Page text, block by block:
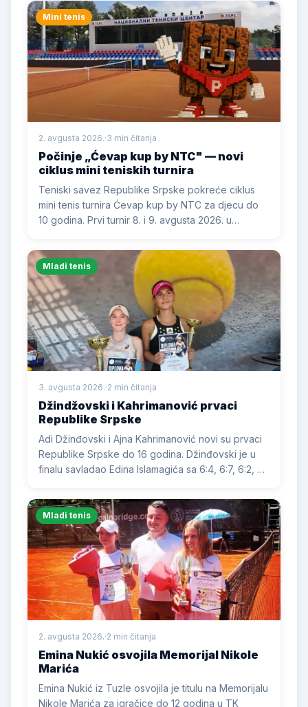
Mini tenis
2. avgusta 2026.·3 min čitanja
Počinje „Ćevap kup by NTC" — novi
ciklus mini teniskih turnira
Teniski savez Republike Srpske pokreće ciklus
mini tenis turnira Ćevap kup by NTC za djecu do
10 godina. Prvi turnir 8. i 9. avgusta 2026. u
ukupno 5 turnira i završni Masters.
Mladi tenis
3. avgusta 2026.·2 min čitanja
Džindžovski i Kahrimanović prvaci
Republike Srpske
Adi Džinđovski i Ajna Kahrimanović novi su prvaci
Republike Srpske do 16 godina. Džinđovski je u
finalu savladao Edina Islamagića sa 6:4, 6:7, 6:2, a
6:1.
Mladi tenis
2. avgusta 2026.·2 min čitanja
Emina Nukić osvojila Memorijal Nikole
Marića
Emina Nukić iz Tuzle osvojila je titulu na Memorijalu
Nikole Marića za igračice do 12 godina u TK